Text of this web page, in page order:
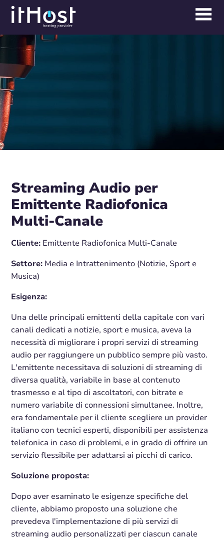
Streaming Audio per
Emittente Radiofonica
Multi-Canale
Cliente: Emittente Radiofonica Multi-Canale
Settore: Media e Intrattenimento (Notizie, Sport e
Musica)
Esigenza:
Una delle principali emittenti della capitale con vari
canali dedicati a notizie, sport e musica, aveva la
necessità di migliorare i propri servizi di streaming
audio per raggiungere un pubblico sempre più vasto.
L'emittente necessitava di soluzioni di streaming di
diversa qualità, variabile in base al contenuto
trasmesso e al tipo di ascoltatori, con bitrate e
numero variabile di connessioni simultanee. Inoltre,
era fondamentale per il cliente scegliere un provider
italiano con tecnici esperti, disponibili per assistenza
telefonica in caso di problemi, e in grado di offrire un
servizio flessibile per adattarsi ai picchi di carico.
Soluzione proposta:
Dopo aver esaminato le esigenze specifiche del
cliente, abbiamo proposto una soluzione che
prevedeva l'implementazione di più servizi di
streaming audio personalizzati per ciascun canale